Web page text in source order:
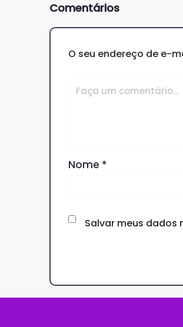
Comentários
O seu endereço de e-
Nome *
Salvar meus dados